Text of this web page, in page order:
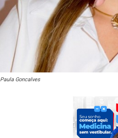
Paula Goncalves